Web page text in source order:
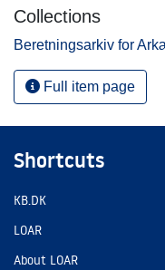
Collections
Beretningsarkiv for
Full item page
Shortcuts
KB.DK
LOAR
About LOAR